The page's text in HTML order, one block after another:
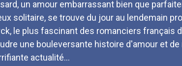
un amour embarrassant bien que
solitaire, se trouve du jour au lendemain
le plus fascinant des romanciers français
une bouleversante histoire d'amour et
actualité...